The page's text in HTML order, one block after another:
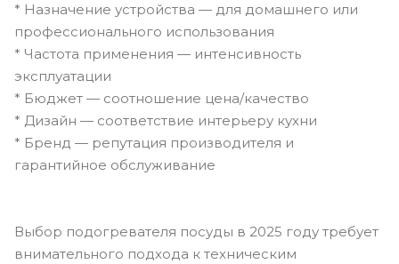
* Назначение устройства — для домашнего или
профессионального использования
* Частота применения — интенсивность
эксплуатации
* Бюджет — соотношение цена/качество
* Дизайн — соответствие интерьеру кухни
* Бренд — репутация производителя и
гарантийное обслуживание
Выбор подогревателя посуды в 2025 году требует
внимательного подхода к техническим